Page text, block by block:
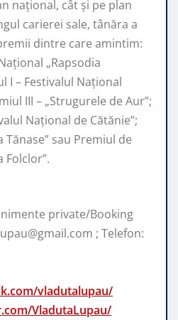
naţional, cât şi pe plan
carierei sale, tânăra a
dintre care amintim:
„Rapsodia
I – Festivalul Național
III – „Strugurele de Aur”;
Național de Cătănie”;
sau Premiul de
Folclor”.
private/Booking
; Telefon:
vladutalupau/
VladutaLupau/